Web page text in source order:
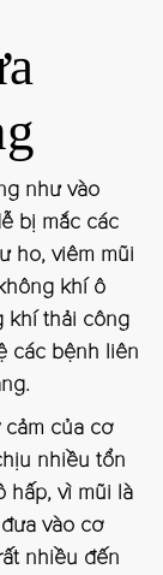
như vào
bị mắc các
ho, viêm mũi
khí ô
khí thải công
các bệnh liên
cảm của cơ
nhiều tổn
hấp, vì mũi là
vào cơ
nhiều đến